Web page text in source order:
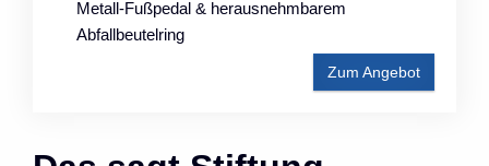
Metall-Fußpedal & herausnehmbarem
Abfallbeutelring
Zum Angebot